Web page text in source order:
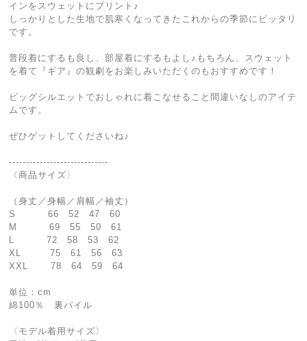
インをスウェットにプリント♪
しっかりとした生地で肌寒くなってきたこれからの季節にピッタリ
です。
普段着にするも良し、部屋着にするもよし♪もちろん、スウェット
を着て『ギア』の観劇をお楽しみいただくのもおすすめです！
ビッグシルエットでおしゃれに着こなせること間違いなしのアイテ
ムです。
ぜひゲットしてくださいね♪
-----------------------------
〈商品サイズ〉
（身丈／身幅／肩幅／袖丈）
S 66 52 47 60
M 69 55 50 61
L 72 58 53 62
XL 75 61 56 63
XXL 78 64 59 64
単位：cm
綿100％ 裏パイル
〈モデル着用サイズ〉